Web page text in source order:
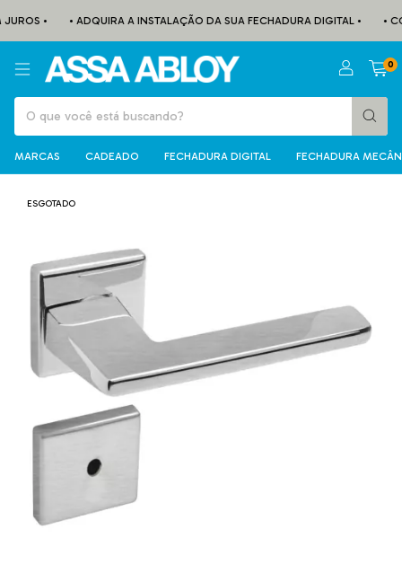
• • ADQUIRA A INSTALAÇÃO DA SUA FECHADURA DIGITAL • •
0
MARCAS CADEADO FECHADURA DIGITAL FECHADURA
ESGOTADO